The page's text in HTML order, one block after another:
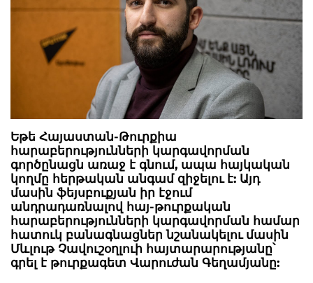
Եթե Հայաստան-Թուրքիա
հարաբերությունների կարգավորման
գործընացն առաջ է գնում, ապա հայկական
կողմը հերթական անգամ զիջելու է: Այդ
մասին ֆեյսբուքյան իր էջում
անդրադառնալով հայ-թուրքական
հարաբերությունների կարգավորման համար
հատուկ բանագնացներ նշանակելու մասին
Մևլութ Չավուշօղլուի հայտարարությանը՝
գրել է թուրքագետ Վարուժան Գեղամյանը: